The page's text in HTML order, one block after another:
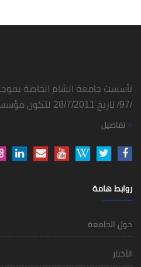
تأسست جامعة الشام الخاصة
/97/ تاريخ 28/7/2011 لتكون مؤسسة رائدة في التعليم العالي.
تفاصيل
روابط هامة
حول الجامعة
الأخبار